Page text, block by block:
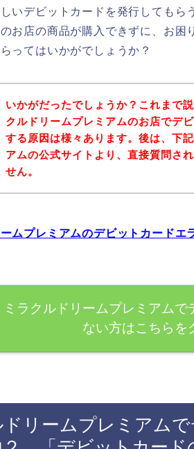
いデビットカードを発行してもら
お店の商品が購入できずに、お困
ってはいかがでしょうか？
いかがだったでしょうか？これまで
クルドリームプレミアムのお店でデ
する原因は様々あります。後は、下
アムの公式サイトより、直接質問さ
せん。
ムプレミアムのデビットカードエ
ミラクルドリームプレミアムで
ない方はこちらを
ドリームプレミアム